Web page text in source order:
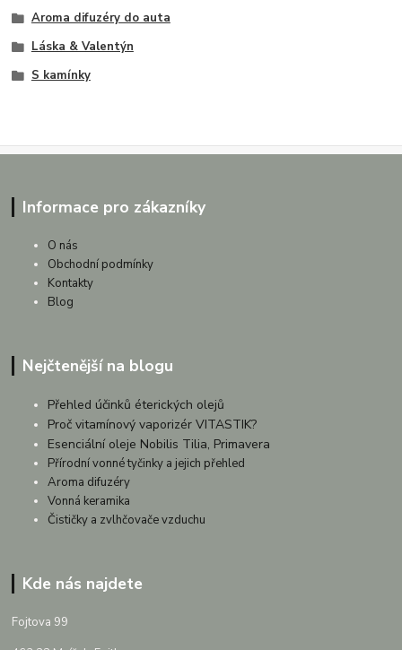
Aroma difuzéry do auta
Láska & Valentýn
S kamínky
Informace pro zákazníky
O nás
Obchodní podmínky
Kontakty
Blog
Nejčtenější na blogu
Přehled účinků éterických olejů
Proč vitamínový vaporizér VITASTIK?
Esenciální oleje Nobilis Tilia, Primavera
Přírodní vonné tyčinky a jejich přehled
Aroma difuzéry
Vonná keramika
Čističky a zvlhčovače vzduchu
Kde nás najdete
Fojtova 99